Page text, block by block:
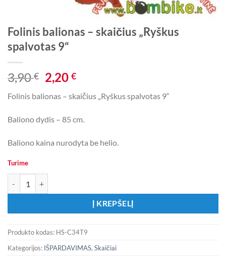
Folinis balionas – skaičius „Ryškus
spalvotas 9“
3,90€ Original
price
was:
3,90 €.
2,20€Current
price
is:
Folinis balionas – skaičius „Ryškus spalvotas 9“
Baliono dydis – 85 cm.
Baliono kaina nurodyta be helio.
Turime
Į KREPŠELĮ
Produkto kodas: HS-C34T9
Kategorijos: IŠPARDAVIMAS, Skaičiai